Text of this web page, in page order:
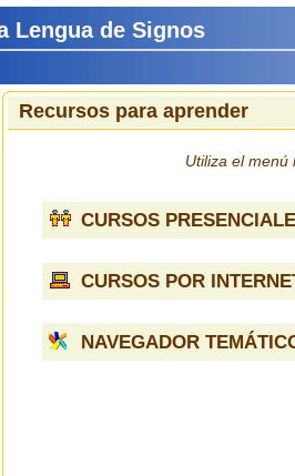
Lengua de Signos
Recursos para aprender
Utiliza el menú
CURSOS
CURSOS POR
NAVEGADOR